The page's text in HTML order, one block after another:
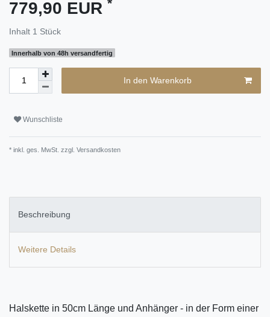
779,90 EUR
Inhalt 1 Stück
Innerhalb von 48h versandfertig
In den Warenkorb
Wunschliste
* inkl. ges. MwSt. zzgl. Versandkosten
Beschreibung
Weitere Details
Halskette in 50cm Länge und Anhänger - in der Form einer